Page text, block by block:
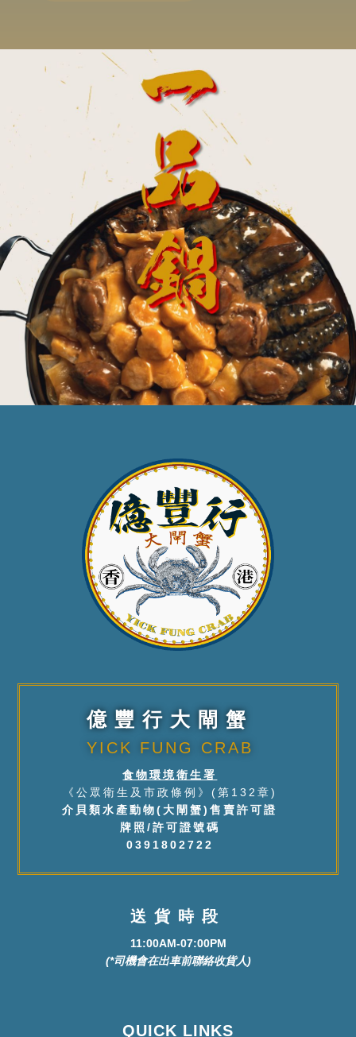
億豐行大閘蟹
YICK FUNG CRAB
食物環境衛生署
《公眾衛生及市政條例》(第132章)
介貝類水產動物(大閘蟹)售賣許可證
牌照/許可證號碼
0391802722
送貨時段
11:00AM-07:00PM
(*司機會在出車前聯絡收貨人)
QUICK LINKS